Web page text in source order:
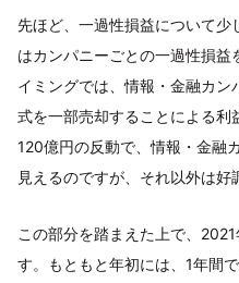
先ほど、一過性損益について少
はカンパニーごとの一過性損益
イミングでは、情報・金融カ
式を一部売却することによる
120億円の反動で、情報・金融
見えるのですが、それ以外は好
この部分を踏まえた上で、
す。もともと年初には、1年間